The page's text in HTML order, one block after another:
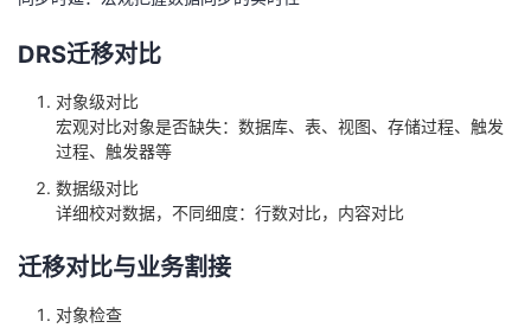
DRS识别迁移条件
预检查可以提前识别迁移是否满足成功条件
提供：
失败原因
失败详情
用户可以根据失败信息和处理建议的指导，调整环境，以确保